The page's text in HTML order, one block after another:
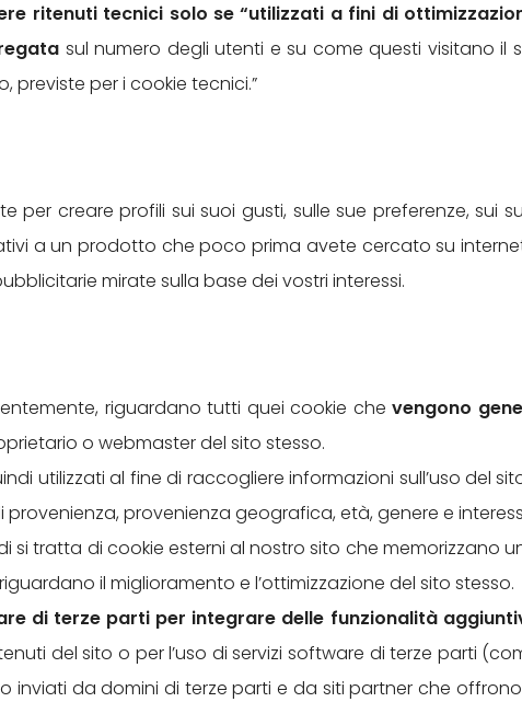
ritenuti tecnici solo se “utilizzati a fini di
sul numero degli utenti e su come questi visitano il
previste per i cookie tecnici.”
per creare profili sui suoi gusti, sulle sue preferenze, sui
a un prodotto che poco prima avete cercato su
mirate sulla base dei vostri interessi.
riguardano tutti quei cookie che vengono
o webmaster del sito stesso.
utilizzati al fine di raccogliere informazioni sull’uso del
provenienza geografica, età, genere e
si tratta di cookie esterni al nostro sito che memorizzano
il miglioramento e l’ottimizzazione del sito stesso.
di terze parti per integrare delle funzionalità
del sito o per l’uso di servizi software di terze parti
inviati da domini di terze parti e da siti partner che